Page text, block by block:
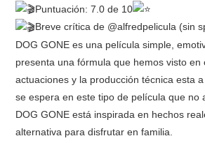
Puntuación: 7.0 de 10
Breve crítica de @alfredpelicula (sin
DOG GONE es una película simple,
presenta una fórmula que hemos visto en
actuaciones y la producción técnica esta
se espera en este tipo de película que no
DOG GONE está inspirada en hechos
alternativa para disfrutar en familia.